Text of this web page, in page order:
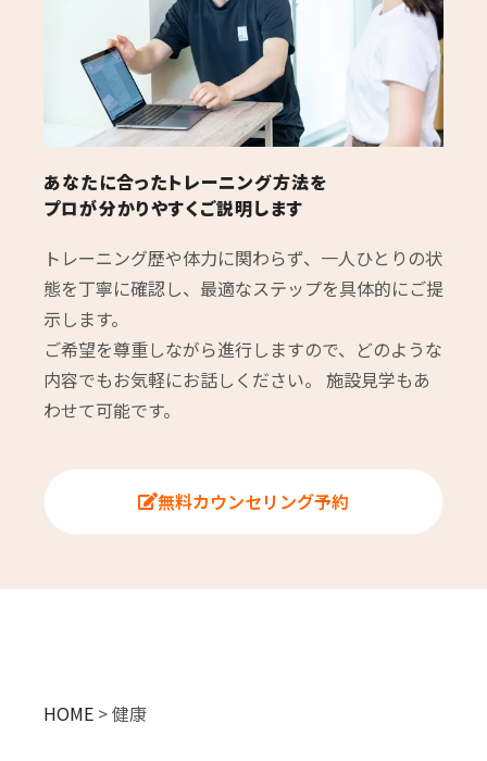
あなたに合ったトレーニング方法を
プロが分かりやすくご説明します
トレーニング歴や体力に関わらず、一人ひとりの状
態を丁寧に確認し、最適なステップを具体的にご提
示します。
ご希望を尊重しながら進行しますので、どのような
内容でもお気軽にお話しください。 施設見学もあ
わせて可能です。
無料カウンセリング予約
HOME >健康